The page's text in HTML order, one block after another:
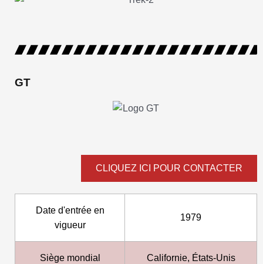
GT
CLIQUEZ ICI POUR CONTACTER
Date d'entrée en
vigueur
1979
Siège mondial Californie, États-Unis